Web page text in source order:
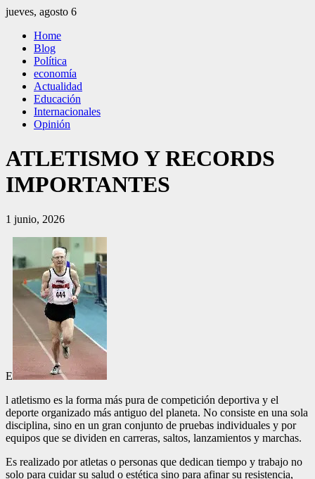
Saltar
contenido
jueves, agosto 6
El Independiente
El independiente Libre y Transparente
Home
Blog
Política
economía
Actualidad
Educación
Internacionales
Opinión
ATLETISMO Y RECORDS
IMPORTANTES
1 junio, 2026
E
l atletismo es la forma más pura de competición deportiva y el
deporte organizado más antiguo del planeta. No consiste en una sola
disciplina, sino en un gran conjunto de pruebas individuales y por
equipos que se dividen en carreras, saltos, lanzamientos y marchas.
Es realizado por atletas o personas que dedican tiempo y trabajo no
solo para cuidar su salud o estética sino para afinar su resistencia,